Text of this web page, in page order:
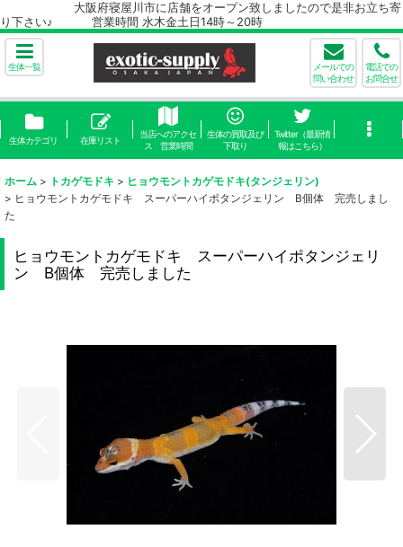
大阪府寝屋川市に店舗をオープン致しましたので是非お立ち寄
り下さい♪ 営業時間 水木金土日14時～20時
生体一覧
メールでの
問い合わせ
電話での
お問合せ
生体カテゴリ 在庫リスト
当店へのアクセ
ス 営業時間
生体の買取及び
下取り
Twitter（最新情
報はこちら）
ホーム > トカゲモドキ > ヒョウモントカゲモドキ(タンジェリン)
> ヒョウモントカゲモドキ スーパーハイポタンジェリン B個体 完売しまし
た
ヒョウモントカゲモドキ スーパーハイポタンジェリ
ン B個体 完売しました